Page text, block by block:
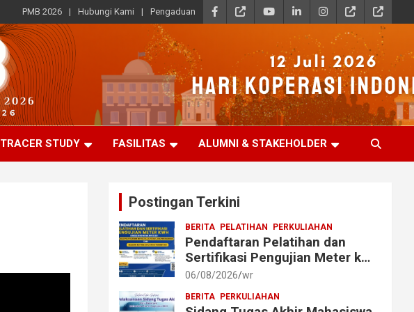
PMB 2026 Hubungi Kami Pengaduan
TRACER STUDY FASILITAS ALUMNI & STAKEHOLDER
Postingan Terkini
BERITA PELATIHAN PERKULIAHAN
Pendaftaran Pelatihan dan
Sertifikasi Pengujian Meter kWh
bagi Mahasiswa dan Alumni
06/08/2026 wr
BERITA PERKULIAHAN